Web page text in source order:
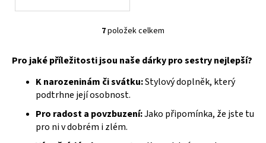
O
l
á
d
c
7položek celkem
Pro jaké příležitosti jsou naše dárky pro sestry nejlepší?
K narozeninám či svátku:Stylový doplněk, který
podtrhne její osobnost.
Pro radost a povzbuzení:Jako připomínka, že jste tu
pro ni v dobrém i zlém.